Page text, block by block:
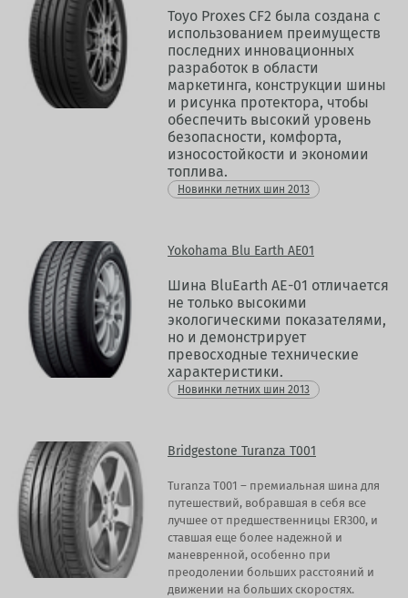
Toyo Proxes CF2 была создана с
использованием преимуществ
последних инновационных
разработок в области
маркетинга, конструкции шины
и рисунка протектора, чтобы
обеспечить высокий уровень
безопасности, комфорта,
износостойкости и экономии
топлива.
Новинки летних шин 2013
Yokohama Blu Earth AE01
Шина BluEarth AE-01 отличается
не только высокими
экологическими показателями,
но и демонстрирует
превосходные технические
характеристики.
Новинки летних шин 2013
Bridgestone Turanza T001
Turanza T001 – премиальная шина для
путешествий, вобравшая в себя все
лучшее от предшественницы ER300, и
ставшая еще более надежной и
маневренной, особенно при
преодолении больших расстояний и
движении на больших скоростях.